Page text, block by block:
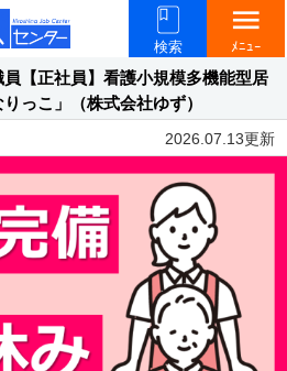
検索
menu
ﾒﾆｭｰ
員【正社員】看護小規模多機能型居
っこ」（株式会社ゆず）
2026.07.13更新